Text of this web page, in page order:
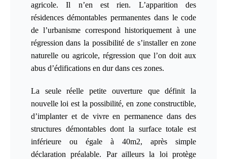
agricole. Il n’en est rien. L’apparition des
résidences démontables permanentes dans le code
de l’urbanisme correspond historiquement à une
régression dans la possibilité de s’installer en zone
naturelle ou agricole, régression que l’on doit aux
abus d’édifications en dur dans ces zones.
La seule réelle petite ouverture que définit la
nouvelle loi est la possibilité, en zone constructible,
d’implanter et de vivre en permanence dans des
structures démontables dont la surface totale est
inférieure ou égale à 40m2, après simple
déclaration préalable. Par ailleurs la loi protège